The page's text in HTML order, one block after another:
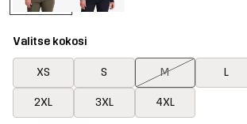
Valitse kokosi
XS S M L
2XL 3XL 4XL